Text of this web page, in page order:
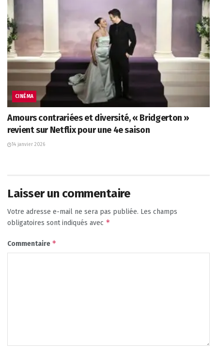
CINÉMA
Amours contrariées et diversité, « Bridgerton »
revient sur Netflix pour une 4e saison
14 janvier 2026
Laisser un commentaire
Votre adresse e-mail ne sera pas publiée. Les champs
obligatoires sont indiqués avec *
Commentaire *